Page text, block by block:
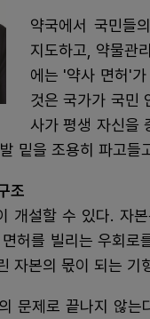
약국에서 국민들
지도하고, 약물관
에는 '약사 면허'
것은 국가가 국민
사가 평생 자신을
밑을 조용히 파고들
조
개설할 수 있다. 자
허를 빌리는 우회로
자본의 몫이 되는 기
문제로 끝나지 않